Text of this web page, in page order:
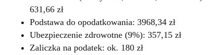
631,66 zł
Podstawa do opodatkowania: 3968,34 zł
Ubezpieczenie zdrowotne (9%): 357,15 zł
Zaliczka na podatek: ok. 180 zł